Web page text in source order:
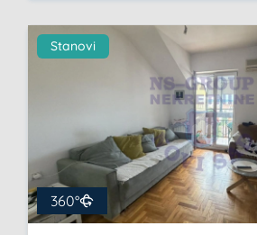
Stanovi
360°